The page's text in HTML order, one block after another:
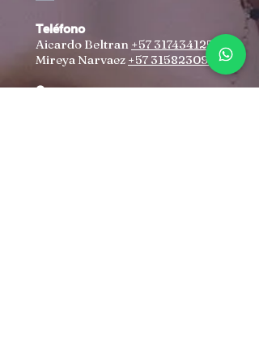
Teléfono
Aicardo Beltran +57 3174341259
Mireya Narvaez +57 3158230960
Correo